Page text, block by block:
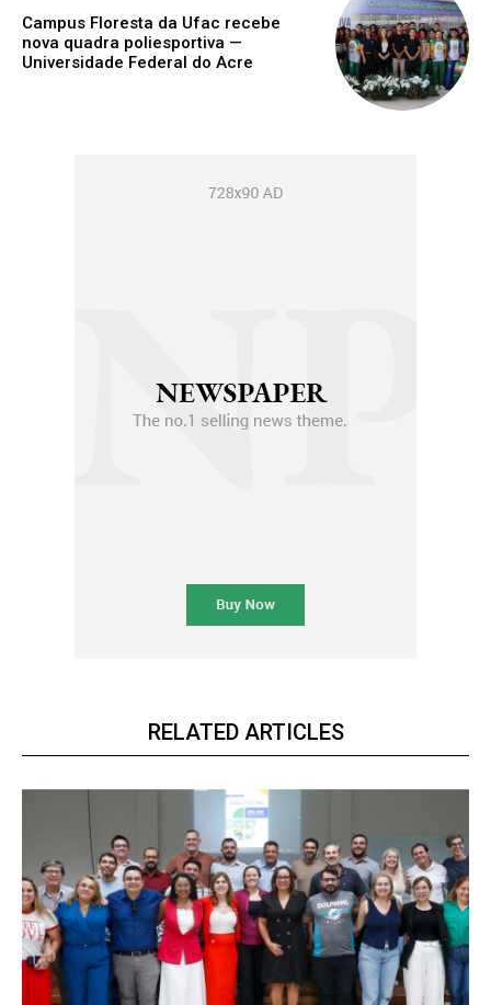
Campus Floresta da Ufac recebe
nova quadra poliesportiva —
Universidade Federal do Acre
RELATED ARTICLES